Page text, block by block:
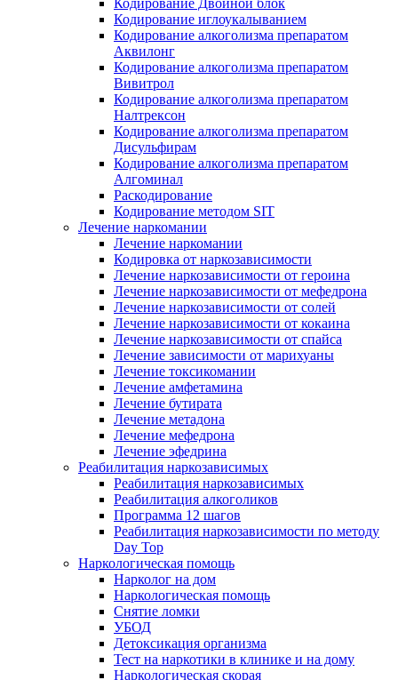
Кодирование Двойной блок
Кодирование иглоукалыванием
Кодирование алкоголизма препаратом
Аквилонг
Кодирование алкоголизма препаратом
Вивитрол
Кодирование алкоголизма препаратом
Налтрексон
Кодирование алкоголизма препаратом
Дисульфирам
Кодирование алкоголизма препаратом
Алгоминал
Раскодирование
Кодирование методом SIT
Лечение наркомании
Лечение наркомании
Кодировка от наркозависимости
Лечение наркозависимости от героина
Лечение наркозависимости от мефедрона
Лечение наркозависимости от солей
Лечение наркозависимости от кокаина
Лечение наркозависимости от спайса
Лечение зависимости от марихуаны
Лечение токсикомании
Лечение амфетамина
Лечение бутирата
Лечение метадона
Лечение мефедрона
Лечение эфедрина
Реабилитация наркозависимых
Реабилитация наркозависимых
Реабилитация алкоголиков
Программа 12 шагов
Реабилитация наркозависимости по методу
Day Top
Наркологическая помощь
Нарколог на дом
Наркологическая помощь
Снятие ломки
УБОД
Детоксикация организма
Тест на наркотики в клинике и на дому
Наркологическая скорая